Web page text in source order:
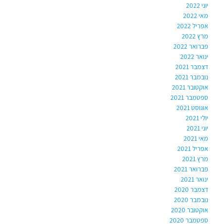
יוני 2022
מאי 2022
אפריל 2022
מרץ 2022
פברואר 2022
ינואר 2022
דצמבר 2021
נובמבר 2021
אוקטובר 2021
ספטמבר 2021
אוגוסט 2021
יולי 2021
יוני 2021
מאי 2021
אפריל 2021
מרץ 2021
פברואר 2021
ינואר 2021
דצמבר 2020
נובמבר 2020
אוקטובר 2020
ספטמבר 2020